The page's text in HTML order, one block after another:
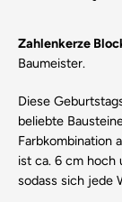
Zahlenkerze
Baumeister.
Diese
beliebte
Farbkombination
ist ca. 6 cm hoch
sodass sich jede